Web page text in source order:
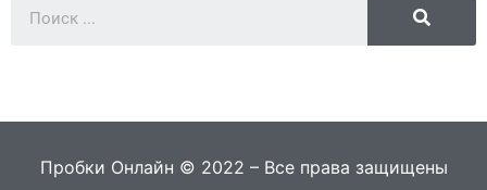
Пробки Онлайн © 2022 – Все права защищены